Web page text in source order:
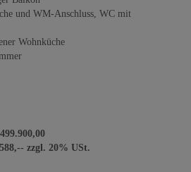
und WM-Anschluss, WC mit
Wohnküche
zzgl. 20% USt.